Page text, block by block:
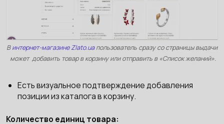
Винтернет-магазине Zlato.uaпользователь сразу со страницы выдачи
может добавить товар в корзину или отправить в «Список желаний».
Есть визуальное подтверждение добавления
позиции из каталога в корзину.
Количество единиц товара: